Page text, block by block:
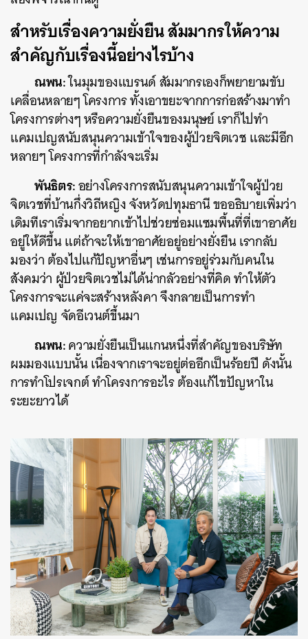
สำหรับเรื่องความยั่งยืน สัมมากรให้ความ
สำคัญกับเรื่องนี้อย่างไรบ้าง
ณพน:ในมุมของแบรนด์ สัมมากรเองก็พยายามขับ
เคลื่อนหลายๆ โครงการ ทั้งเอาขยะจากการก่อสร้างมาทำ
โครงการต่างๆ หรือความยั่งยืนของมนุษย์ เราก็ไปทำ
แคมเปญสนับสนุนความเข้าใจของผู้ป่วยจิตเวช และมีอีก
หลายๆ โครงการที่กำลังจะเริ่ม
พันธิตร:อย่างโครงการสนับสนุนความเข้าใจผู้ป่วย
จิตเวชที่บ้านกึ่งวิถีหญิง จังหวัดปทุมธานี ขออธิบายเพิ่มว่า
เดิมทีเราเริ่มจากอยากเข้าไปช่วยซ่อมแซมพื้นที่ที่เขาอาศัย
อยู่ให้ดีขึ้น แต่ถ้าจะให้เขาอาศัยอยู่อย่างยั่งยืน เรากลับ
มองว่า ต้องไปแก้ปัญหาอื่นๆ เช่นการอยู่ร่วมกับคนใน
สังคมว่า ผู้ป่วยจิตเวชไม่ได้น่ากลัวอย่างที่คิด ทำให้ตัว
โครงการจะแค่จะสร้างหลังคา จึงกลายเป็นการทำ
แคมเปญ จัดอีเวนต์ขึ้นมา
ณพน:ความยั่งยืนเป็นแกนหนึ่งที่สำคัญของบริษัท
ผมมองแบบนั้น เนื่องจากเราจะอยู่ต่ออีกเป็นร้อยปี ดังนั้น
การทำโปรเจกต์ ทำโครงการอะไร ต้องแก้ไขปัญหาใน
ระยะยาวได้